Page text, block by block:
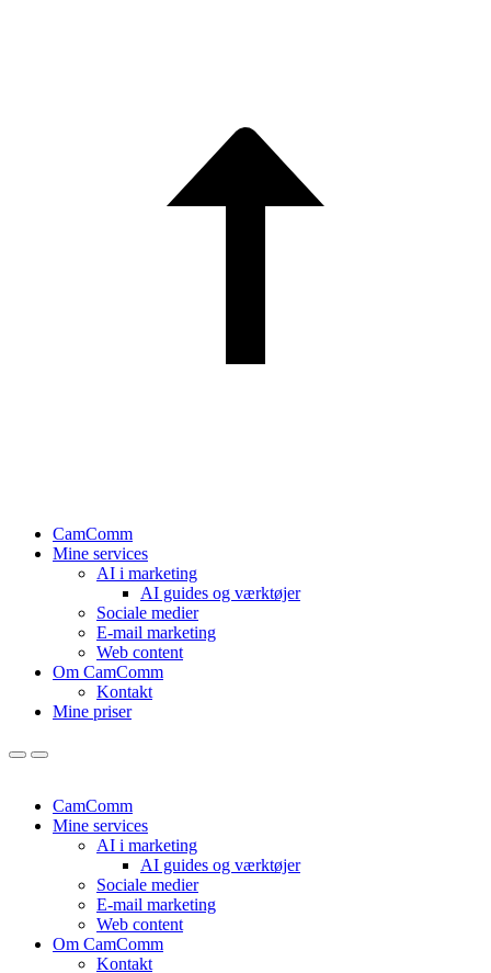
CamComm
Mine services
AI i marketing
AI guides og værktøjer
Sociale medier
E-mail marketing
Web content
Om CamComm
Kontakt
Mine priser
CamComm
Mine services
AI i marketing
AI guides og værktøjer
Sociale medier
E-mail marketing
Web content
Om CamComm
Kontakt